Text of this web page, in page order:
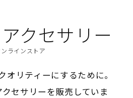
クセサリー
ラインストア
オリティーにするために。
セサリーを販売していま